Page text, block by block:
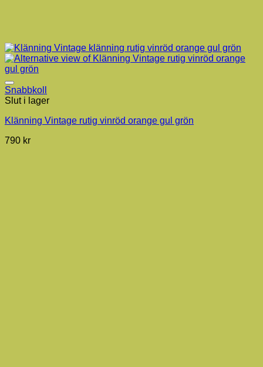
Snabbkoll
Slut i lager
Klänning Vintage rutig vinröd orange gul grön
790 kr